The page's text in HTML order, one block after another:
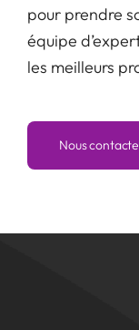
pour prendre
équipe
les meilleurs
Nous